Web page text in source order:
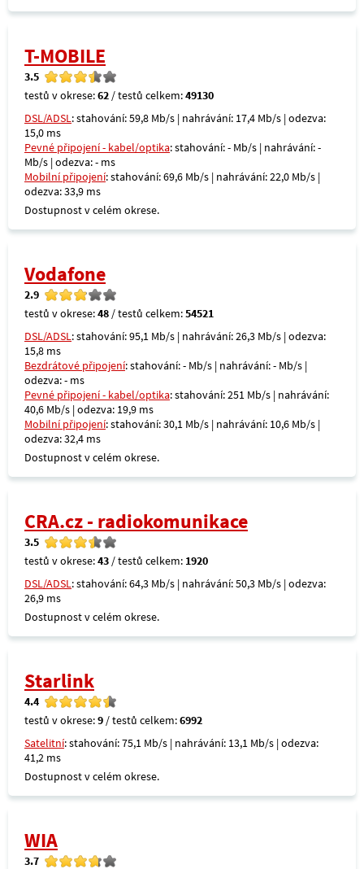
T-MOBILE
3.5
testů v okrese:62 / testů celkem:49130
DSL/ADSL: stahování: 59,8 Mb/s | nahrávání: 17,4 Mb/s | odezva:
15,0 ms
Pevné připojení - kabel/optika: stahování: - Mb/s | nahrávání: -
Mb/s | odezva: - ms
Mobilní připojení: stahování: 69,6 Mb/s | nahrávání: 22,0 Mb/s |
odezva: 33,9 ms
Dostupnost v celém okrese.
Vodafone
2.9
testů v okrese:48 / testů celkem:54521
DSL/ADSL: stahování: 95,1 Mb/s | nahrávání: 26,3 Mb/s | odezva:
15,8 ms
Bezdrátové připojení: stahování: - Mb/s | nahrávání: - Mb/s |
odezva: - ms
Pevné připojení - kabel/optika: stahování: 251 Mb/s | nahrávání:
40,6 Mb/s | odezva: 19,9 ms
Mobilní připojení: stahování: 30,1 Mb/s | nahrávání: 10,6 Mb/s |
odezva: 32,4 ms
Dostupnost v celém okrese.
CRA.cz - radiokomunikace
3.5
testů v okrese:43 / testů celkem: 1920
DSL/ADSL: stahování: 64,3 Mb/s | nahrávání: 50,3 Mb/s | odezva:
26,9 ms
Dostupnost v celém okrese.
Starlink
4.4
testů v okrese:9 / testů celkem:6992
Satelitní: stahování: 75,1 Mb/s | nahrávání: 13,1 Mb/s | odezva:
41,2 ms
Dostupnost v celém okrese.
WIA
3.7